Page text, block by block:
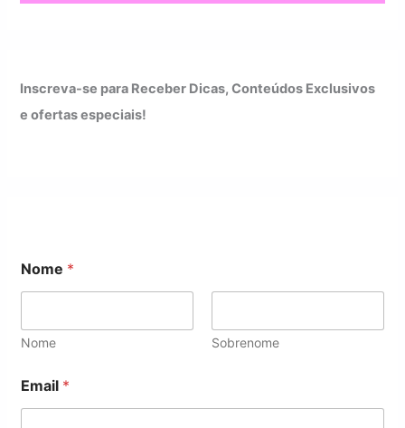
Inscreva-se para Receber Dicas, Conteúdos Exclusivos
e ofertas especiais!
Nome *
Nome Sobrenome
m
a
Email *